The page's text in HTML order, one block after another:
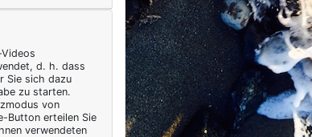
d. h. dass
Sie sich dazu
zu starten.
von
Button erteilen Sie
verwendeten